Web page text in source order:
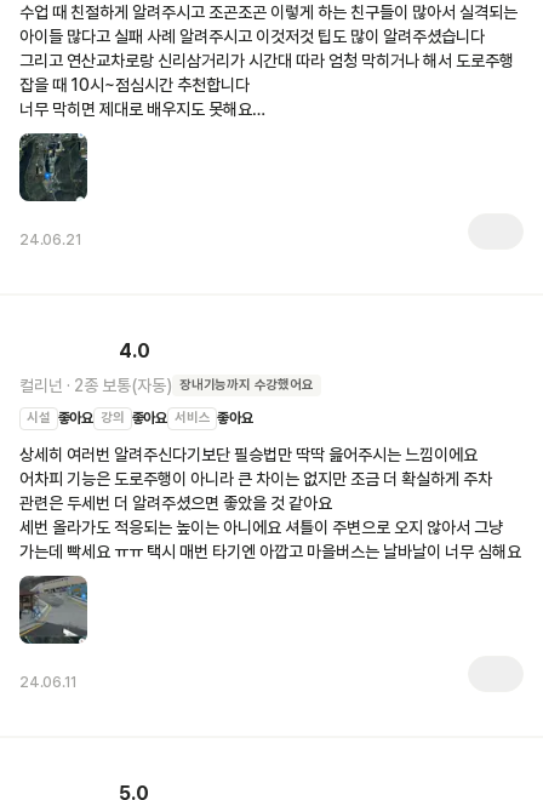
수업 때 친절하게 알려주시고 조곤조곤 이렇게 하는 친구들이 많아서 실격되는
아이들 많다고 실패 사례 알려주시고 이것저것 팁도 많이 알려주셨습니다
그리고 연산교차로랑 신리삼거리가 시간대 따라 엄청 막히거나 해서 도로주행
잡을 때 10시~점심시간 추천합니다
너무 막히면 제대로 배우지도 못해요…
24.06.21
4.0
컬리넌 · 2종 보통(자동) 장내기능까지 수강했어요
시설 좋아요 강의 좋아요 서비스 좋아요
상세히 여러번 알려주신다기보단 필승법만 딱딱 읊어주시는 느낌이에요
어차피 기능은 도로주행이 아니라 큰 차이는 없지만 조금 더 확실하게 주차
관련은 두세번 더 알려주셨으면 좋았을 것 같아요
세번 올라가도 적응되는 높이는 아니에요 셔틀이 주변으로 오지 않아서 그냥
가는데 빡세요 ㅠㅠ 택시 매번 타기엔 아깝고 마을버스는 날바날이 너무 심해요
24.06.11
5.0